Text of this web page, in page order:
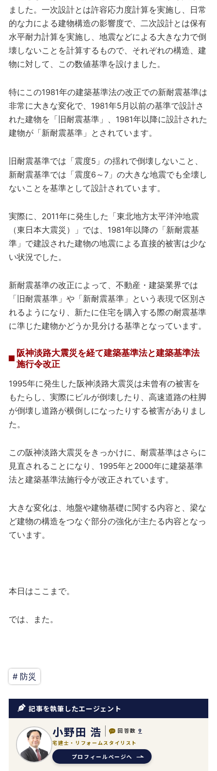
ました。一次設計とは許容応力度計算を実施し、日常
的な力による建物構造の影響度で、二次設計とは保有
水平耐力計算を実施し、地震などによる大きな力で倒
壊しないことを計算するもので、それぞれの構造、建
物に対して、この数値基準を設けました。
特にこの1981年の建築基準法の改正での新耐震基準は
非常に大きな変化で、1981年5月以前の基準で設計さ
れた建物を「旧耐震基準」、1981年以降に設計された
建物が「新耐震基準」とされています。
旧耐震基準では「震度5」の揺れで倒壊しないこと、
新耐震基準では「震度6～7」の大きな地震でも全壊し
ないことを基準として設計されています。
実際に、2011年に発生した「東北地方太平洋沖地震
（東日本大震災）」では、1981年以降の「新耐震基
準」で建設された建物の地震による直接的被害は少な
い状況でした。
新耐震基準の改正によって、不動産・建築業界では
「旧耐震基準」や「新耐震基準」という表現で区別さ
れるようになり、新たに住宅を購入する際の耐震基準
に準じた建物かどうか見分ける基準となっています。
阪神淡路大震災を経て建築基準法と建築基準法
施行令改正
1995年に発生した阪神淡路大震災は未曾有の被害を
もたらし、実際にビルが倒壊したり、高速道路の柱脚
が倒壊し道路が横倒しになったりする被害がありまし
た。
この阪神淡路大震災をきっかけに、耐震基準はさらに
見直されることになり、1995年と2000年に建築基準
法と建築基準法施行令が改正されています。
大きな変化は、地盤や建物基礎に関する内容と、梁な
ど建物の構造をつなぐ部分の強化が主たる内容となっ
ています。
本日はここまで。
では、また。
# 防災
記事を執筆したエージェント
小野田 浩 回答数 9
宅建士・リフォームスタイリスト
プロフィールページへ